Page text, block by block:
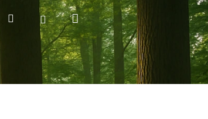
HledatPřihlášeníNákupní
košík